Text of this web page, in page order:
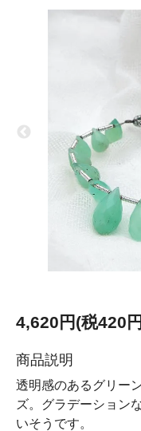
4,620円(税420
商品説明
透明感のあるグリー
ズ。グラデーション
いそうです。